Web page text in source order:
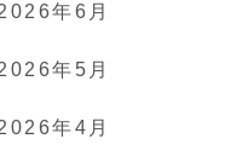
年6月
年5月
年4月